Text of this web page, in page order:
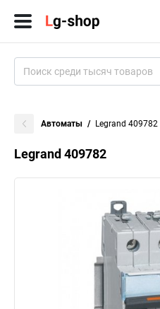
Автоматы Legrand 409782
Legrand 409782